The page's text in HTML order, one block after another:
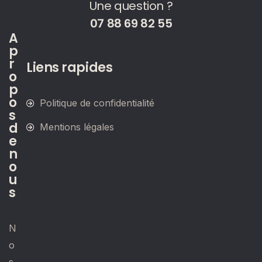
Une question ?
07 88 69 82 55
A
p
r
o
p
o
s
d
e
n
o
u
s
N
o
Liens rapides
Politique de confidentialité
Mentions légales